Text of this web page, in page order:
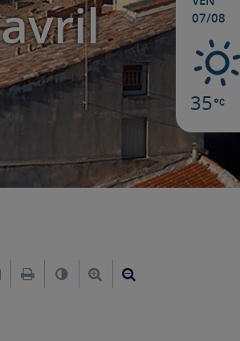
07/08
35
Facebook
sur Twitter
Envoyer par e-mail
ImprimerChanger le contraste
Agrandir le texte